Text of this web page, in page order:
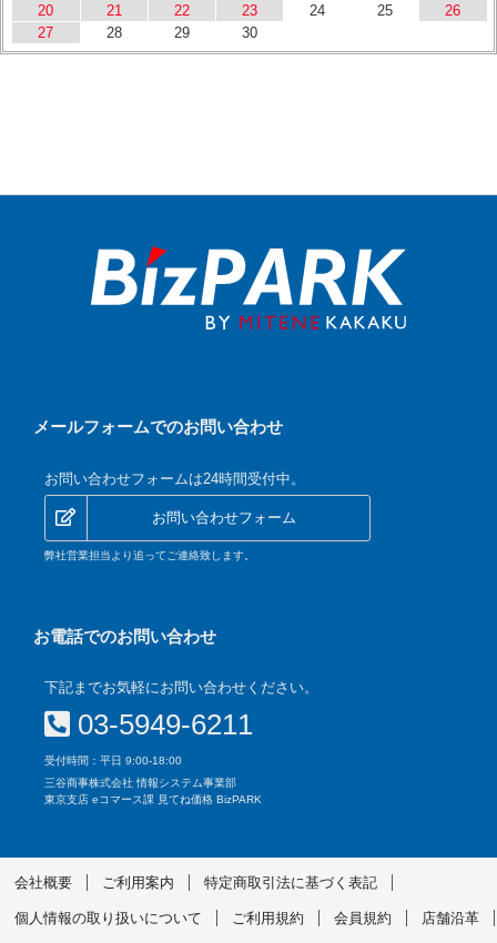
20
21 22 23 24 25
26
27
28 29 30
メールフォームでのお問い合わせ
お問い合わせフォームは24時間受付中。
お問い合わせフォーム
弊社営業担当より追ってご連絡致します。
お電話でのお問い合わせ
下記までお気軽にお問い合わせください。
03-5949-6211
受付時間：平日 9:00-18:00
三谷商事株式会社 情報システム事業部
東京支店 eコマース課 見てね価格 BizPARK
会社概要 ご利用案内 特定商取引法に基づく表記
個人情報の取り扱いについて ご利用規約 会員規約 店舗沿革